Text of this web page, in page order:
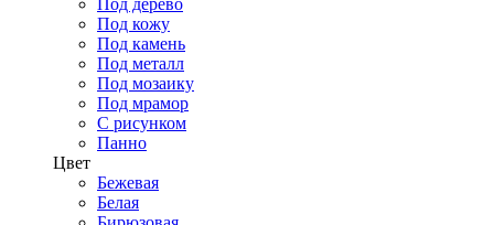
Под дерево
Под кожу
Под камень
Под металл
Под мозаику
Под мрамор
С рисунком
Панно
Цвет
Бежевая
Белая